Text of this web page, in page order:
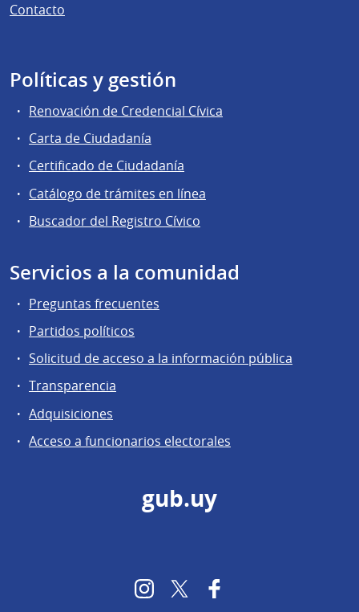
Contacto
Políticas y gestión
Renovación de Credencial Cívica
Carta de Ciudadanía
Certificado de Ciudadanía
Catálogo de trámites en línea
Buscador del Registro Cívico
Servicios a la comunidad
Preguntas frecuentes
Partidos políticos
Solicitud de acceso a la información pública
Transparencia
Adquisiciones
Acceso a funcionarios electorales
gub.uy
Instagram
Twitter